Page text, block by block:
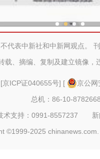
代表中新社和中新网观点。
载、摘编、复制及建立镜像，
京ICP证040655号] [
京公
总机：86-10-
术支持：0991-8557237
©1999-2025